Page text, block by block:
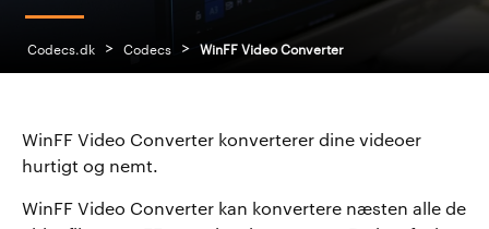
Codecs.dk > Codecs > WinFF Video Converter
WinFF Video Converter konverterer dine videoer
hurtigt og nemt.
WinFF Video Converter kan konvertere næsten alle de